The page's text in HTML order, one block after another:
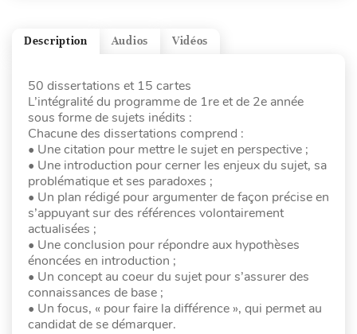
Vidéos
Audios
Description
50 dissertations et 15 cartes
L’intégralité du programme de 1re et de 2e année
sous forme de sujets inédits :
Chacune des dissertations comprend :
• Une citation pour mettre le sujet en perspective ;
• Une introduction pour cerner les enjeux du sujet, sa
problématique et ses paradoxes ;
• Un plan rédigé pour argumenter de façon précise en
s’appuyant sur des références volontairement
actualisées ;
• Une conclusion pour répondre aux hypothèses
énoncées en introduction ;
• Un concept au coeur du sujet pour s’assurer des
connaissances de base ;
• Un focus, « pour faire la différence », qui permet au
candidat de se démarquer.